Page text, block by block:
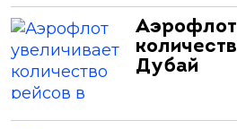
Аэрофлот
Дубай